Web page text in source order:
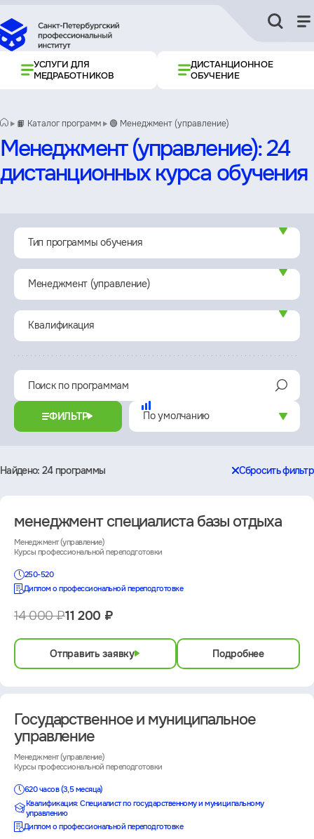
УСЛУГИ ДЛЯ
МЕДРАБОТНИКОВ
ДИСТАНЦИОННОЕ
ОБУЧЕНИЕ
📙 Каталог программ 🟢 Менеджмент (управление)
Менеджмент (управление): 24
дистанционных курса обучения
Фильтр
Тип программы обучения
Менеджмент (управление)
Квалификация
ФИЛЬТР
Найдено 24 программы Сбросить фильтр
менеджмент специалиста базы отдыха
Менеджмент (управление)
Курсы профессиональной переподготовки
250-520
Диплом о профессиональной переподготовке
14 000 ₽11 200 ₽
Отправить заявку Подробнее
Государственное и муниципальное
управление
Менеджмент (управление)
Курсы профессиональной переподготовки
620 часов (3,5 месяца)
Квалификация: Специалист по государственному и муниципальному
управлению
Диплом о профессиональной переподготовке